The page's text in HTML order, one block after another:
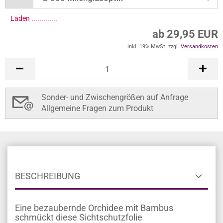
Laden ..............
ab 29,95 EUR
inkl. 19% MwSt. zzgl. Versandkosten
Sonder- und Zwischengrößen auf Anfrage
Allgemeine Fragen zum Produkt
BESCHREIBUNG
Eine bezaubernde Orchidee mit Bambus
schmückt diese Sichtschutzfolie